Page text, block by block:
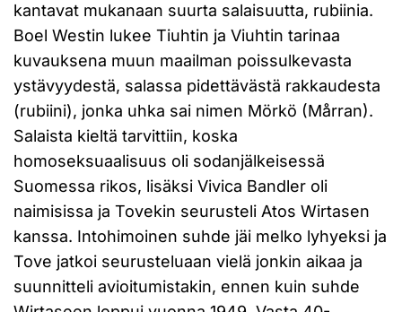
kantavat mukanaan suurta salaisuutta, rubiinia.
Boel Westin lukee Tiuhtin ja Viuhtin tarinaa
kuvauksena muun maailman poissulkevasta
ystävyydestä, salassa pidettävästä rakkaudesta
(rubiini), jonka uhka sai nimen Mörkö (Mårran).
Salaista kieltä tarvittiin, koska
homoseksuaalisuus oli sodanjälkeisessä
Suomessa rikos, lisäksi Vivica Bandler oli
naimisissa ja Tovekin seurusteli Atos Wirtasen
kanssa. Intohimoinen suhde jäi melko lyhyeksi ja
Tove jatkoi seurusteluaan vielä jonkin aikaa ja
suunnitteli avioitumistakin, ennen kuin suhde